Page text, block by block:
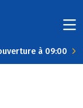
à 09:00